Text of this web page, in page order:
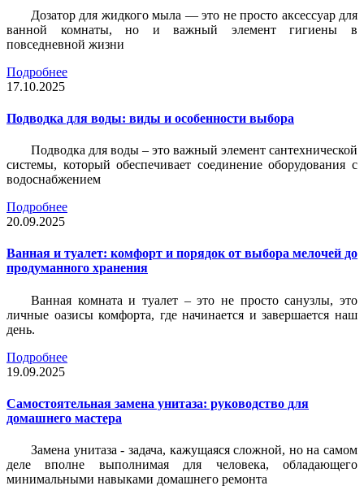
Дозатор для жидкого мыла — это не просто аксессуар для
ванной комнаты, но и важный элемент гигиены в
повседневной жизни
Подробнее
17.10.2025
Подводка для воды: виды и особенности выбора
Подводка для воды – это важный элемент сантехнической
системы, который обеспечивает соединение оборудования с
водоснабжением
Подробнее
20.09.2025
Ванная и туалет: комфорт и порядок от выбора мелочей до
продуманного хранения
Ванная комната и туалет – это не просто санузлы, это
личные оазисы комфорта, где начинается и завершается наш
день.
Подробнее
19.09.2025
Самостоятельная замена унитаза: руководство для
домашнего мастера
Замена унитаза - задача, кажущаяся сложной, но на самом
деле вполне выполнимая для человека, обладающего
минимальными навыками домашнего ремонта